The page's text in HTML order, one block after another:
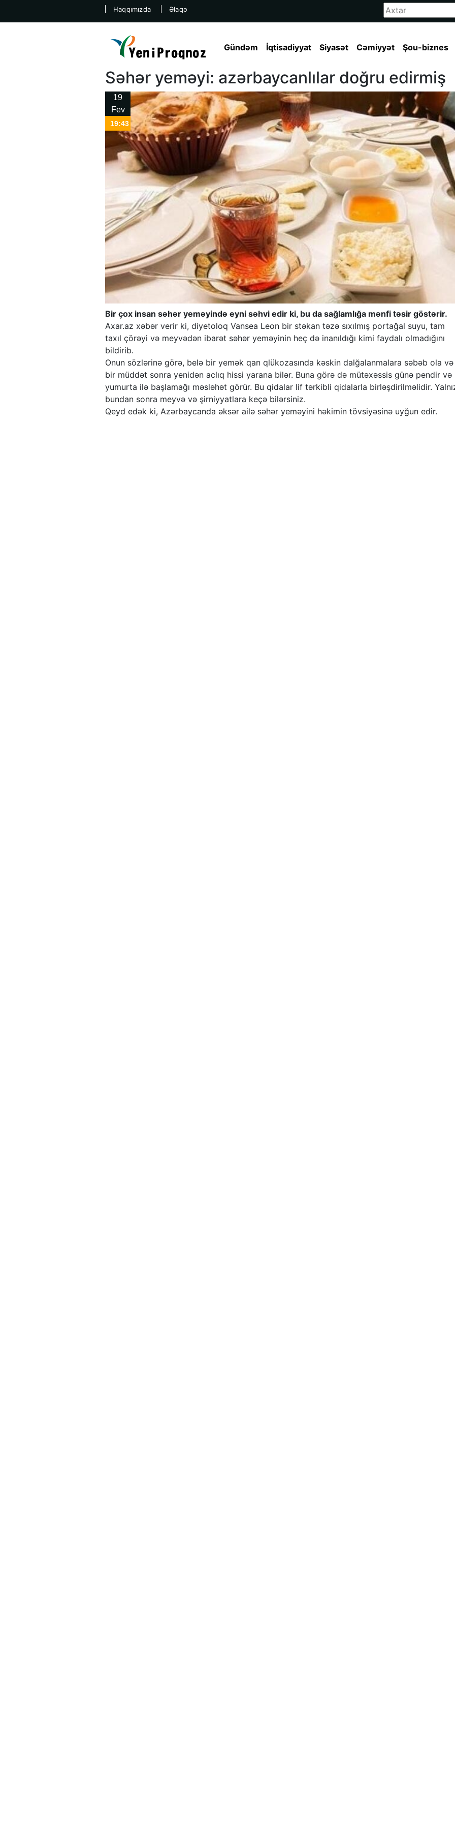
Haqqımızda Əlaqə
Gündəm İqtisadiyyat Siyasət Cəmiyyət Şou-biznes
Səhər yeməyi: azərbaycanlılar doğru edirmiş
19
Fev
19:43
Bir çox insan səhər yeməyində eyni səhvi edir ki, bu da sağlamlığa mənfi təsir göstərir.
Axar.az xəbər verir ki, diyetoloq Vansea Leon bir stəkan təzə sıxılmış portağal suyu, tam
taxıl çörəyi və meyvədən ibarət səhər yeməyinin heç də inanıldığı kimi faydalı olmadığını
bildirib.
Onun sözlərinə görə, belə bir yemək qan qlükozasında kəskin dalğalanmalara səbəb ola və
bir müddət sonra yenidən aclıq hissi yarana bilər. Buna görə də mütəxəssis günə pendir və
yumurta ilə başlamağı məsləhət görür. Bu qidalar lif tərkibli qidalarla birləşdirilməlidir.
bundan sonra meyvə və şirniyyatlara keçə bilərsiniz.
Qeyd edək ki, Azərbaycanda əksər ailə səhər yeməyini həkimin tövsiyəsinə uyğun edir.